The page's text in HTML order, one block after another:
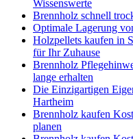
Wissenswerte
Brennholz schnell
Optimale Lagerung
Holzpellets kaufen in
für Ihr Zuhause
Brennholz
lange erhalten
Die Einzigartigen
Hartheim
Brennholz kaufen
planen